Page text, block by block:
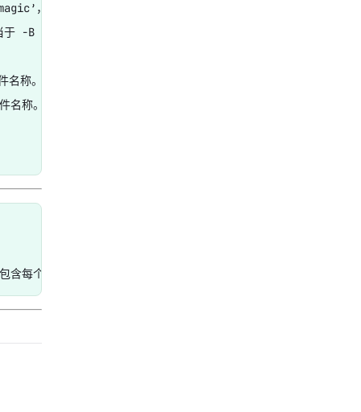
，而不是‘magical’），
-B -A
称。
称。